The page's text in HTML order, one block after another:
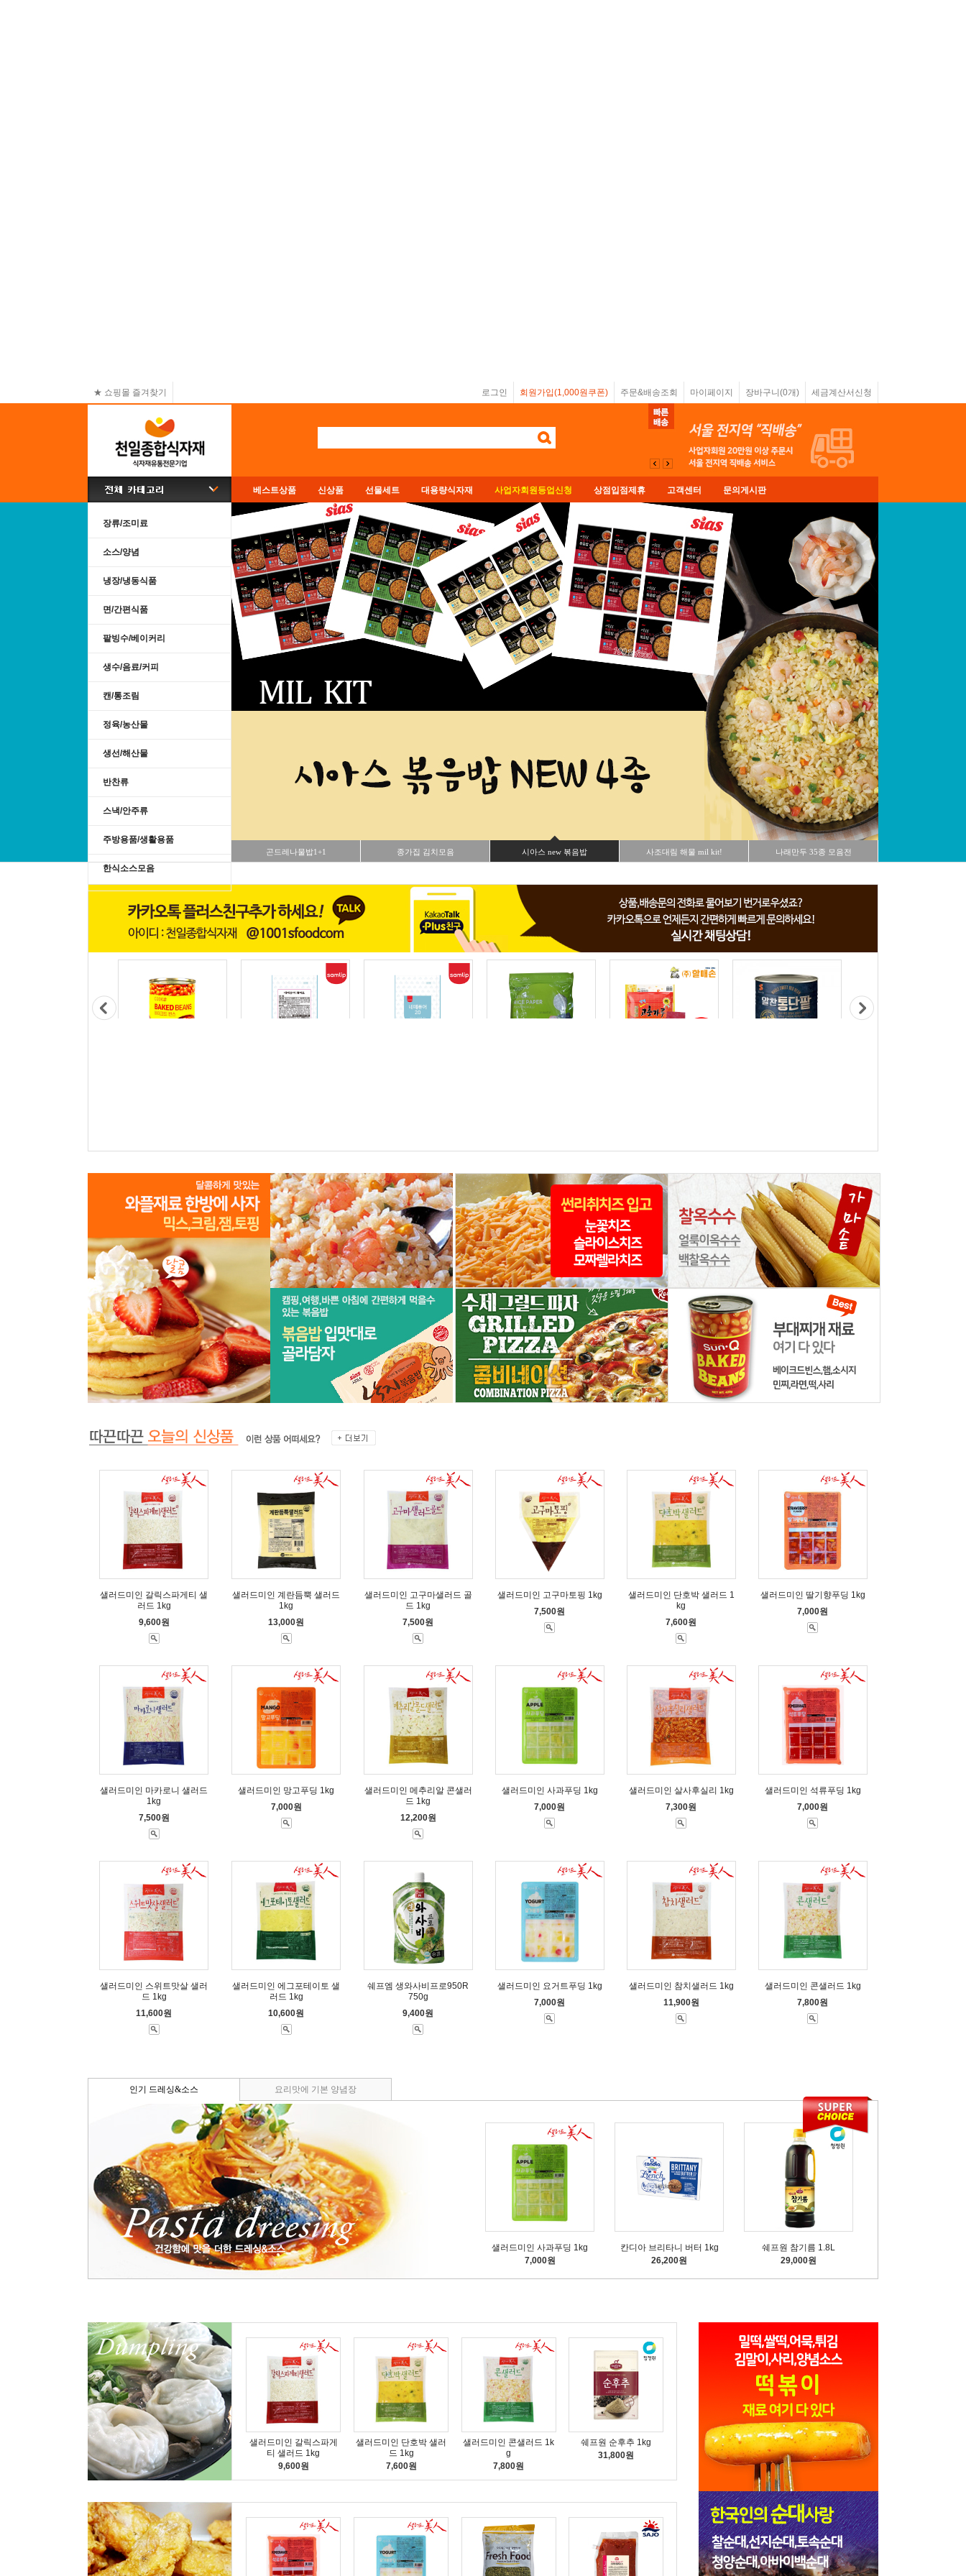
★ 쇼핑몰 즐겨찾기 로그인 회원가입(1,000원쿠폰) 주문&배송조회 마이페이지 장바구니(0개) 세금계산서신청
베스트상품 신상품 선물세트 대용량식자재 사업자회원등업신청 상점입점제휴 고객센터 문의게시판
장류/조미료
소스/양념
냉장/냉동식품
면/간편식품
팥빙수/베이커리
생수/음료/커피
캔/통조림
정육/농산물
생선/해산물
반찬류
스낵/안주류
주방용품/생활용품
한식소스모음
곤드레나물밥1+1 종가집 김치모음 시아스 new 볶음밥 사조대림 해물 mil kit! 나래만두 35종 모음전
샐러드미인 갈릭스파게티 샐
러드 1kg
9,600원
샐러드미인 계란듬뿍 샐러드
1kg
13,000원
샐러드미인 고구마샐러드 골
드 1kg
7,500원
샐러드미인 고구마토핑 1kg
7,500원
샐러드미인 단호박 샐러드 1
kg
7,600원
샐러드미인 딸기향푸딩 1kg
7,000원
샐러드미인 마카로니 샐러드
1kg
7,500원
샐러드미인 망고푸딩 1kg
7,000원
샐러드미인 메추리알 콘샐러
드 1kg
12,200원
샐러드미인 사과푸딩 1kg
7,000원
샐러드미인 살사후실리 1kg
7,300원
샐러드미인 석류푸딩 1kg
7,000원
샐러드미인 스위트맛살 샐러
드 1kg
11,600원
샐러드미인 에그포테이토 샐
러드 1kg
10,600원
쉐프엠 생와사비프로950R
750g
9,400원
샐러드미인 요거트푸딩 1kg
7,000원
샐러드미인 참치샐러드 1kg
11,900원
샐러드미인 콘샐러드 1kg
7,800원
인기 드레싱&소스 요리맛에 기본 양념장
샐러드미인 사과푸딩 1kg
7,000원
칸디아 브리타니 버터 1kg
26,200원
쉐프원 참기름 1.8L
29,000원
샐러드미인 갈릭스파게
티 샐러드 1kg
9,600원
샐러드미인 단호박 샐러
드 1kg
7,600원
샐러드미인 콘샐러드 1k
g
7,800원
쉐프원 순후추 1kg
31,800원